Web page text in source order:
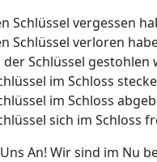
Schlüssel vergessen
Schlüssel verloren
Schlüssel gestohlen
im Schloss
im Schloss
sich im Schloss
Uns An! Wir sind im Nu